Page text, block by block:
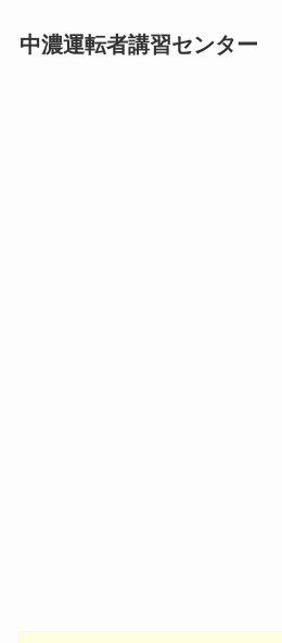
中濃運転者講習センター